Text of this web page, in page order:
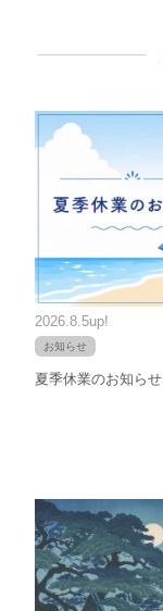
2026.8.5up!
お知らせ
夏季休業のお知らせ